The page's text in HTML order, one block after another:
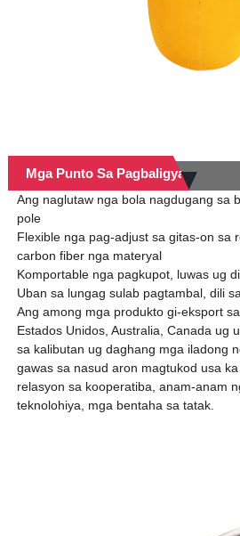
Mga Punto Sa Pagbaligya
Ang naglutaw nga bola nagdugang sa
pole
Flexible nga pag-adjust sa gitas-on sa
carbon fiber nga materyal
Komportable nga pagkupot, luwas ug
Uban sa lungag sulab pagtambal, dili
Ang among mga produkto gi-eksport
Estados Unidos, Australia, Canada ug
sa kalibutan ug daghang mga iladong
gawas sa nasud aron magtukod usa
relasyon sa kooperatiba, anam-anam
teknolohiya, mga bentaha sa tatak.